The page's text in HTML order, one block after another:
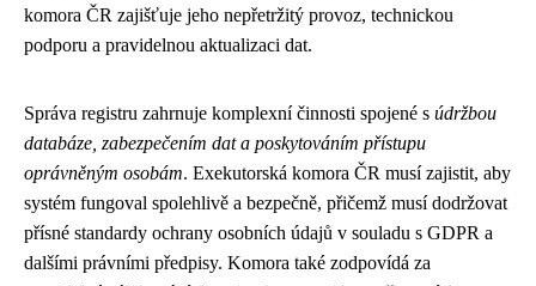
komora ČR zajišťuje jeho nepřetržitý provoz, technickou
podporu a pravidelnou aktualizaci dat.
Správa registru zahrnuje komplexní činnosti spojené s údržbou
databáze, zabezpečením dat a poskytováním přístupu
oprávněným osobám. Exekutorská komora ČR musí zajistit, aby
systém fungoval spolehlivě a bezpečně, přičemž musí dodržovat
přísné standardy ochrany osobních údajů v souladu s GDPR a
dalšími právními předpisy. Komora také zodpovídá za